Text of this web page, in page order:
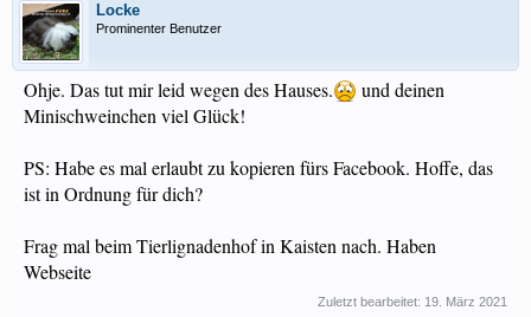
Locke
Prominenter Benutzer
Ohje. Das tut mir leid wegen des Hauses.
und deinen
Minischweinchen viel Glück!
PS: Habe es mal erlaubt zu kopieren fürs Facebook. Hoffe, das
ist in Ordnung für dich?
Frag mal beim Tierlignadenhof in Kaisten nach. Haben
Webseite
Zuletzt bearbeitet: 19. März 2021